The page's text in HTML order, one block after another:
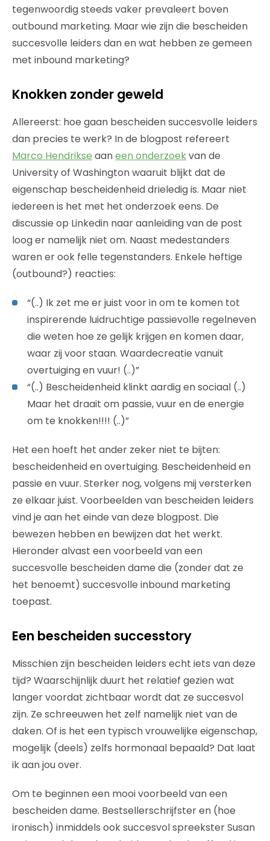
tegenwoordig steeds vaker prevaleert boven
outbound marketing. Maar wie zijn die bescheiden
succesvolle leiders dan en wat hebben ze gemeen
met inbound marketing?
Knokken zonder geweld
Allereerst: hoe gaan bescheiden succesvolle leiders
dan precies te werk? In de blogpost refereert
Marco Hendrikse aaneen onderzoekvan de
University of Washington waaruit blijkt dat de
eigenschap bescheidenheid drieledig is. Maar niet
iedereen is het met het onderzoek eens. De
discussie op Linkedin naar aanleiding van de post
loog er namelijk niet om. Naast medestanders
waren er ook felle tegenstanders. Enkele heftige
(outbound?) reacties:
“(..) Ik zet me er juist voor in om te komen tot
inspirerende luidruchtige passievolle regelneven
die weten hoe ze gelijk krijgen en komen daar,
waar zij voor staan. Waardecreatie vanuit
overtuiging en vuur! (..)”
“(..) Bescheidenheid klinkt aardig en sociaal (..)
Maar het draait om passie, vuur en de energie
om te knokken!!!! (..)”
Het een hoeft het ander zeker niet te bijten:
bescheidenheid en overtuiging. Bescheidenheid en
passie en vuur. Sterker nog, volgens mij versterken
ze elkaar juist. Voorbeelden van bescheiden leiders
vind je aan het einde van deze blogpost. Die
bewezen hebben en bewijzen dat het werkt.
Hieronder alvast een voorbeeld van een
succesvolle bescheiden dame die (zonder dat ze
het benoemt) succesvolle inbound marketing
toepast.
Een bescheiden successtory
Misschien zijn bescheiden leiders echt iets van deze
tijd? Waarschijnlijk duurt het relatief gezien wat
langer voordat zichtbaar wordt dat ze succesvol
zijn. Ze schreeuwen het zelf namelijk niet van de
daken. Of is het een typisch vrouwelijke eigenschap,
mogelijk (deels) zelfs hormonaal bepaald? Dat laat
ik aan jou over.
Om te beginnen een mooi voorbeeld van een
bescheiden dame. Bestsellerschrijfster en (hoe
ironisch) inmiddels ook succesvol spreekster Susan